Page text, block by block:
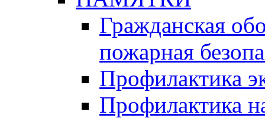
Гражданская
пожарная
Профилактика
Профилактика